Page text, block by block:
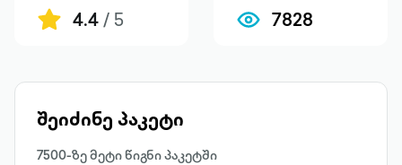
4.4/ 5 7828
შეიძინე პაკეტი
7500-ზე მეტი წიგნი პაკეტში